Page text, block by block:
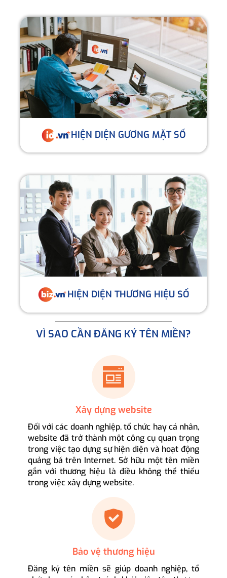
HIỆN DIỆN GƯƠNG MẶT SỐ
HIỆN DIỆN THƯƠNG HIỆU SỐ
VÌ SAO CẦN ĐĂNG KÝ TÊN MIỀN?
Xây dựng website
Đối với các doanh nghiệp, tổ chức hay cá nhân,
website đã trở thành một công cụ quan trọng
trong việc tạo dựng sự hiện diện và hoạt động
quảng bá trên Internet. Sở hữu một tên miền
gắn với thương hiệu là điều không thể thiếu
trong việc xây dựng website.
Bảo vệ thương hiệu
Đăng ký tên miền sẽ giúp doanh nghiệp, tổ